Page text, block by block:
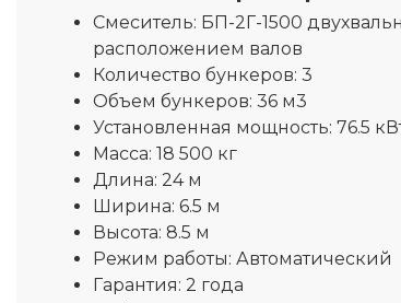
Смеситель: БП-2Г-1500
расположением валов
Количество бункеров: 3
Объем бункеров: 36 м3
Установленная мощность: 76.5
Масса: 18 500 кг
Длина: 24 м
Ширина: 6.5 м
Высота: 8.5 м
Режим работы: Автоматический
Гарантия: 2 года